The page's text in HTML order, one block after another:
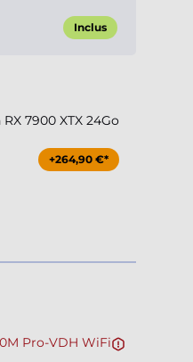
Inclus
RX 7900 XTX 24Go
+264,90 €*
Pro-VDH WiFi